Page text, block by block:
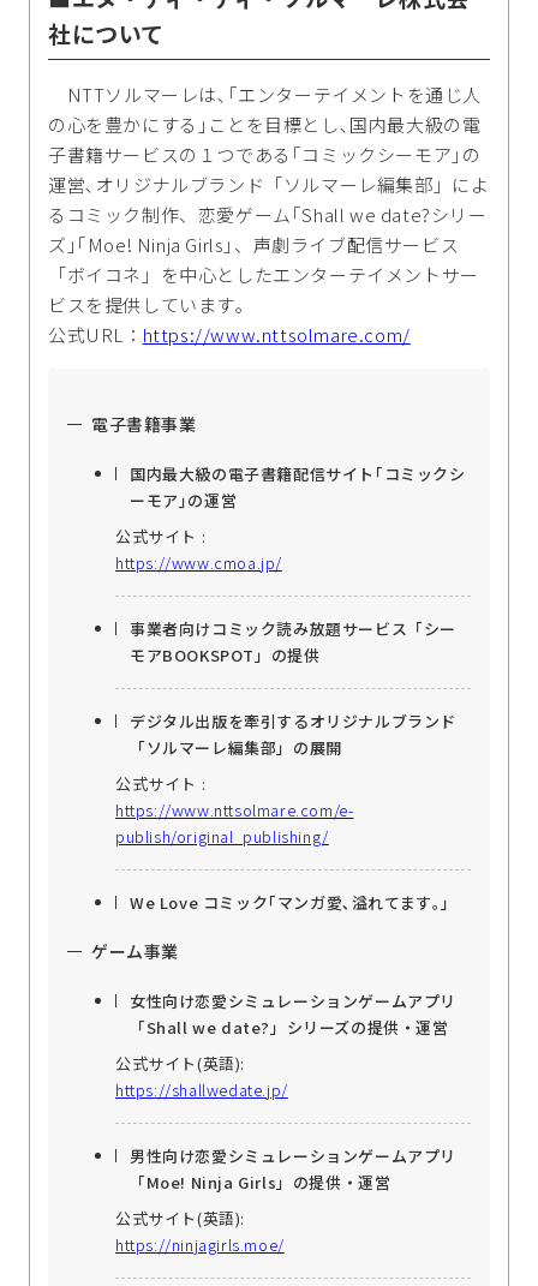
社について
NTTソルマーレは､｢エンターテイメントを通じ人
の心を豊かにする｣ことを目標とし､国内最大級の電
子書籍サービスの１つである｢コミックシーモア｣の
運営､オリジナルブランド「ソルマーレ編集部」によ
るコミック制作、恋愛ゲーム｢Shall we date?シリー
ズ｣｢Moe! Ninja Girls｣、声劇ライブ配信サービス
「ボイコネ」を中心としたエンターテイメントサー
ビスを提供しています｡
公式URL： https://www.nttsolmare.com/
電子書籍事業
国内最大級の電子書籍配信サイト｢コミックシ
ーモア｣の運営
公式サイト :
https://www.cmoa.jp/
事業者向けコミック読み放題サービス「シー
モアBOOKSPOT」の提供
デジタル出版を牽引するオリジナルブランド
「ソルマーレ編集部」の展開
公式サイト :
https://www.nttsolmare.com/e-
publish/original_publishing/
We Love コミック｢マンガ愛､溢れてます｡｣
ゲーム事業
女性向け恋愛シミュレーションゲームアプリ
「Shall we date?」シリーズの提供・運営
公式サイト(英語):
https://shallwedate.jp/
男性向け恋愛シミュレーションゲームアプリ
「Moe! Ninja Girls」の提供・運営
公式サイト(英語):
https://ninjagirls.moe/